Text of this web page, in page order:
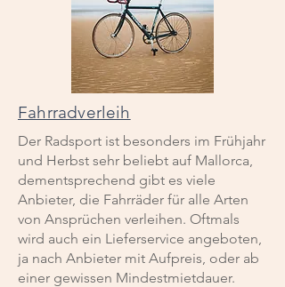
Fahrradverleih
Der Radsport ist besonders im Frühjahr
und Herbst sehr beliebt auf Mallorca,
dementsprechend gibt es viele
Anbieter, die Fahrräder für alle Arten
von Ansprüchen verleihen. Oftmals
wird auch ein Lieferservice angeboten,
ja nach Anbieter mit Aufpreis, oder ab
einer gewissen Mindestmietdauer.